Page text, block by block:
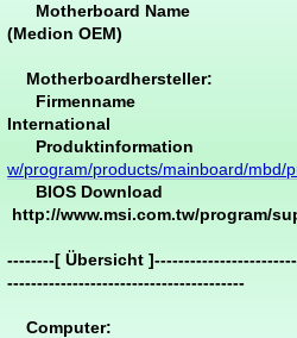
Motherboard Name
(Medion OEM)
Motherboardhersteller:
Firmenname
International
w/program/products/mainboard/mbd/
BIOS
http://www.msi.com.tw/program/
--------[ Übersicht
----------------------------------------
Computer: